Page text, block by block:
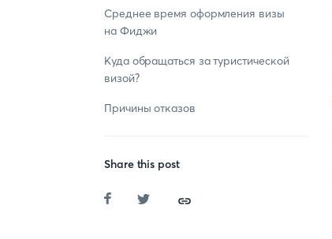
Среднее время оформления визы
на Фиджи
Куда обращаться за туристической
визой?
Причины отказов
Share this post